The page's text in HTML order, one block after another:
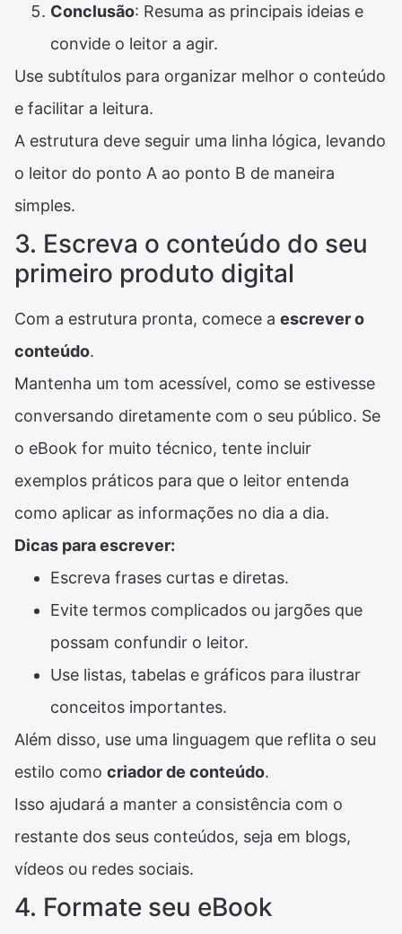
Conclusão: Resuma as principais ideias e
convide o leitor a agir.
Use subtítulos para organizar melhor o conteúdo
e facilitar a leitura.
A estrutura deve seguir uma linha lógica, levando
o leitor do ponto A ao ponto B de maneira
simples.
3. Escreva o conteúdo do seu
primeiro produto digital
Com a estrutura pronta, comece a escrever o
conteúdo.
Mantenha um tom acessível, como se estivesse
conversando diretamente com o seu público. Se
o eBook for muito técnico, tente incluir
exemplos práticos para que o leitor entenda
como aplicar as informações no dia a dia.
Dicas para escrever:
Escreva frases curtas e diretas.
Evite termos complicados ou jargões que
possam confundir o leitor.
Use listas, tabelas e gráficos para ilustrar
conceitos importantes.
Além disso, use uma linguagem que reflita o seu
estilo como criador de conteúdo.
Isso ajudará a manter a consistência com o
restante dos seus conteúdos, seja em blogs,
vídeos ou redes sociais.
4. Formate seu eBook